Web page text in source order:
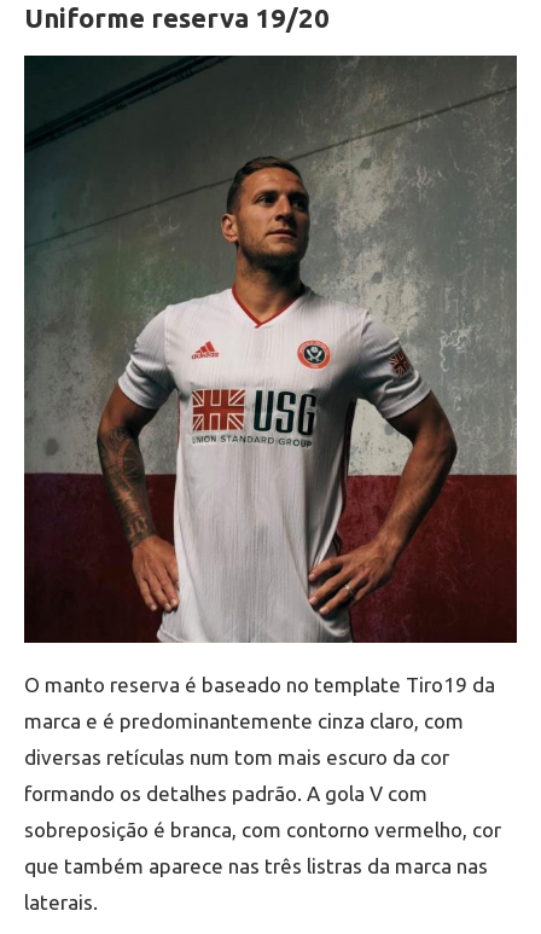
Uniforme reserva 19/20
O manto reserva é baseado no template Tiro19 da
marca e é predominantemente cinza claro, com
diversas retículas num tom mais escuro da cor
formando os detalhes padrão. A gola V com
sobreposição é branca, com contorno vermelho, cor
que também aparece nas três listras da marca nas
laterais.